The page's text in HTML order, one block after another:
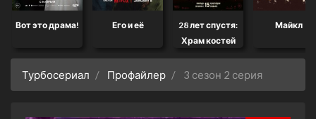
Вот это драма! Его и её
28 лет спустя:
Храм костей
Майкл
Турбосериал Профайлер 3 сезон 2 серия